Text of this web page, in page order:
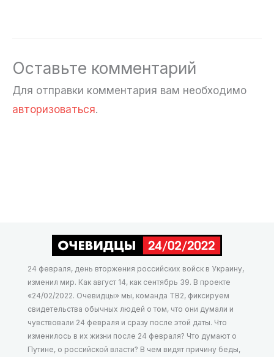
Оставьте комментарий
Для отправки комментария вам необходимо
авторизоваться.
24 февраля, день вторжения российских войск в Украину,
изменил мир. Как август 14, как сентябрь 39. В проекте
«24/02/2022. Очевидцы» мы, команда ТВ2, фиксируем
свидетельства обычных людей о том, что они думали и
чувствовали 24 февраля и сразу после этой даты. Что
изменилось в их жизни после 24 февраля? Что думают о
Путине, о российской власти? В чем видят причину беды,